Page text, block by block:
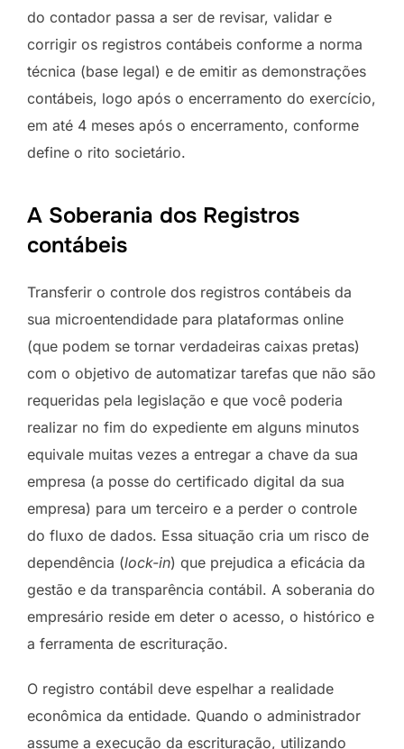
do contador passa a ser de revisar, validar e
corrigir os registros contábeis conforme a norma
técnica (base legal) e de emitir as demonstrações
contábeis, logo após o encerramento do exercício,
em até 4 meses após o encerramento, conforme
define o rito societário.
A Soberania dos Registros
contábeis
Transferir o controle dos registros contábeis da
sua microentendidade para plataformas online
(que podem se tornar verdadeiras caixas pretas)
com o objetivo de automatizar tarefas que não são
requeridas pela legislação e que você poderia
realizar no fim do expediente em alguns minutos
equivale muitas vezes a entregar a chave da sua
empresa (a posse do certificado digital da sua
empresa) para um terceiro e a perder o controle
do fluxo de dados. Essa situação cria um risco de
dependência (lock-in) que prejudica a eficácia da
gestão e da transparência contábil. A soberania do
empresário reside em deter o acesso, o histórico e
a ferramenta de escrituração.
O registro contábil deve espelhar a realidade
econômica da entidade. Quando o administrador
assume a execução da escrituração, utilizando